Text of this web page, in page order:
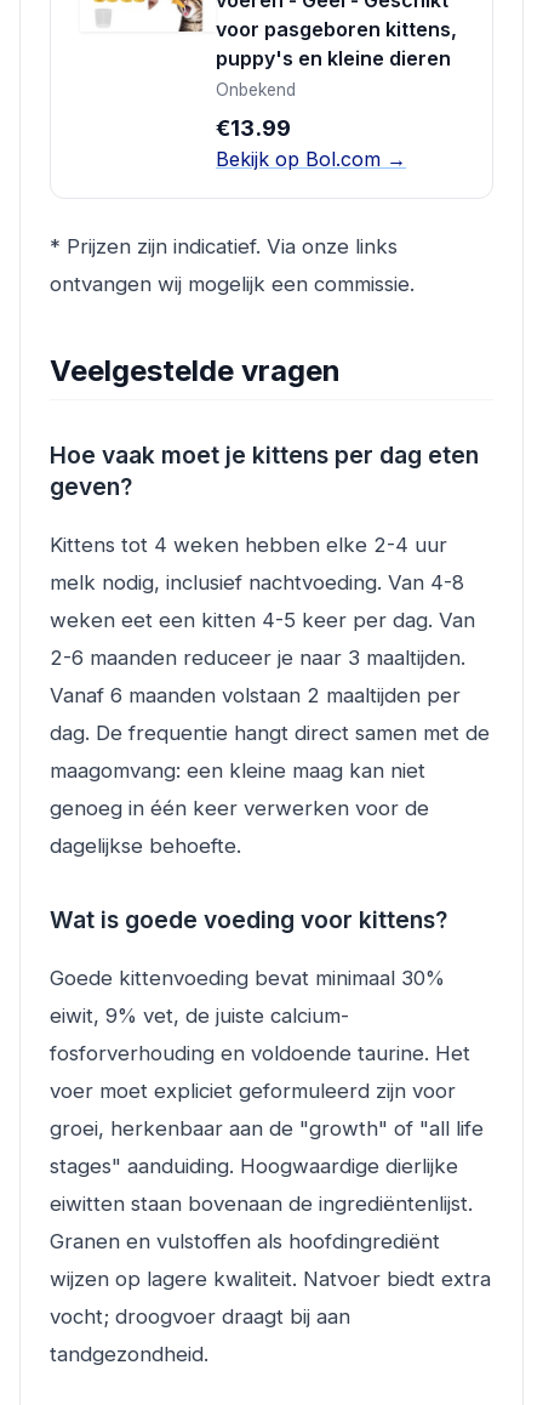
voor pasgeboren kittens,
puppy's en kleine dieren
Onbekend
€13.99
Bekijk op Bol.com →
* Prijzen zijn indicatief. Via onze links
ontvangen wij mogelijk een commissie.
Veelgestelde vragen
Hoe vaak moet je kittens per dag eten
geven?
Kittens tot 4 weken hebben elke 2-4 uur
melk nodig, inclusief nachtvoeding. Van 4-8
weken eet een kitten 4-5 keer per dag. Van
2-6 maanden reduceer je naar 3 maaltijden.
Vanaf 6 maanden volstaan 2 maaltijden per
dag. De frequentie hangt direct samen met de
maagomvang: een kleine maag kan niet
genoeg in één keer verwerken voor de
dagelijkse behoefte.
Wat is goede voeding voor kittens?
Goede kittenvoeding bevat minimaal 30%
eiwit, 9% vet, de juiste calcium-
fosforverhouding en voldoende taurine. Het
voer moet expliciet geformuleerd zijn voor
groei, herkenbaar aan de "growth" of "all life
stages" aanduiding. Hoogwaardige dierlijke
eiwitten staan bovenaan de ingrediëntenlijst.
Granen en vulstoffen als hoofdingrediënt
wijzen op lagere kwaliteit. Natvoer biedt extra
vocht; droogvoer draagt bij aan
tandgezondheid.